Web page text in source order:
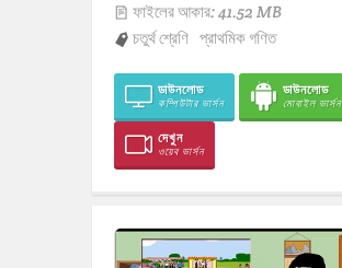
ফাইলের আকার: 41.52 MB
চতুর্থ শ্রেণি প্রাথমিক গণিত
ডাউনলোড
কম্পিউটার ভার্সন
ডাউনলোড
মোবাইল ভার্সন
দেখুন
ওয়েব ভার্সন